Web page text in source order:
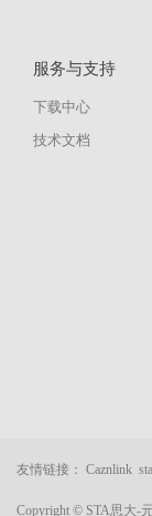
服务与支持
下载中心
技术文档
友情链接： Caznlink sta
Copyright © STA思大-